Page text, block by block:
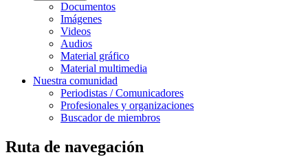
Documentos
Imágenes
Videos
Audios
Material gráfico
Material multimedia
Nuestra comunidad
Periodistas / Comunicadores
Profesionales y organizaciones
Buscador de miembros
Ruta de navegación